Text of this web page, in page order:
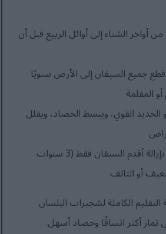
أواخر الشتاء إلى أوائل الربيع قبل أن
جميع السيقان إلى الأرض سنويًا
المقلمة
الجديد القوي، ويبسط الحصاد، ويقلل
النهج البديل: قم بإزالة أقدم السيقان فقط (3 سنوات
أو التالف
الكاملة لشجيرات البلسان
ثمار أكثر اتساقًا وحصاد أسهل.